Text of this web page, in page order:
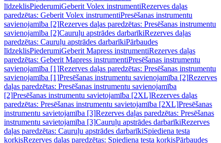
līdzeklisPiederumiGeberit Volex instrumentiRezerves daļas
paredzētas: Geberit Volex instrumentiPresēšanas instrumentu
savienojamība [2]Rezerves daļas paredzētas: Presēšanas instrumentu
savienojamība [2]Cauruļu apstrādes darbarīkiRezerves daļas
paredzētas: Cauruļu apstrādes darbarīkiPārbaudes
līdzeklisPiederumiGeberit Mapress instrumentiRezerves daļas
paredzētas: Geberit Mapress instrumentiPresēšanas instrumentu
savienojamība [1]Rezerves daļas paredzētas: Presēšanas instrumentu
savienojamība [1]Presēšanas instrumentu savienojamība [2]Rezerves
daļas paredzētas: Presēšanas instrumentu savienojamība
[2]Presēšanas instrumentu savietojamība [2XL]Rezerves daļas
paredzētas: Presēšanas instrumentu savietojamība [2XL]Presēšanas
instrumentu savietojamība [3]Rezerves daļas paredzētas: Presēšanas
instrumentu savietojamība [3]Cauruļu apstrādes darbarīkiRezerves
daļas paredzētas: Cauruļu apstrādes darbarīkiSpiediena testa
korķisRezerves daļas paredzētas: Spiediena testa korķisPārbaudes